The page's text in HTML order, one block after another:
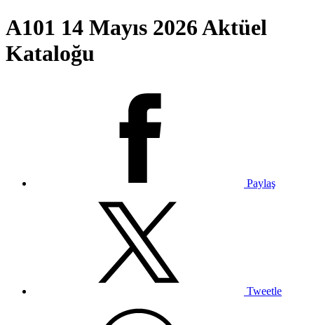
A101 14 Mayıs 2026 Aktüel
Kataloğu
Paylaş
Tweetle